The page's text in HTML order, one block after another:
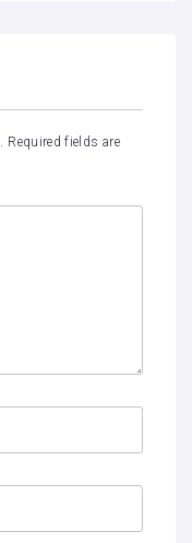
Required fields are